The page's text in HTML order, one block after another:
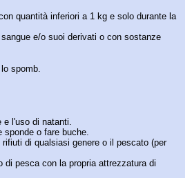
quantità inferiori a 1 kg e solo durante la
e/o suoi derivati o con sostanze
spomb.
e l'uso di natanti.
sponde o fare buche.
rifiuti di qualsiasi genere o il pescato (per
di pesca con la propria attrezzatura di